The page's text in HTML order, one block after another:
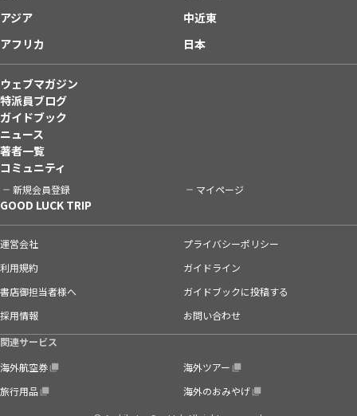
アジア
中近東
アフリカ
日本
ウェブマガジン
特派員ブログ
ガイドブック
ニュース
著者一覧
コミュニティ
新規会員登録 マイページ
GOOD LUCK TRIP
運営会社
プライバシーポリシー
利用規約
ガイドライン
書店御担当者様へ
ガイドブックに投稿する
採用情報
お問い合わせ
関連サービス
海外航空券
海外ツアー
旅行用品
海外のおみやげ